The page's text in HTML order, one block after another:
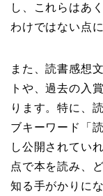
し、これらはあ
わけではない点
また、読書感想
トや、過去の入
ります。特に、
ブキーワード「
し公開されてい
点で本を読み、
知る手がかりに